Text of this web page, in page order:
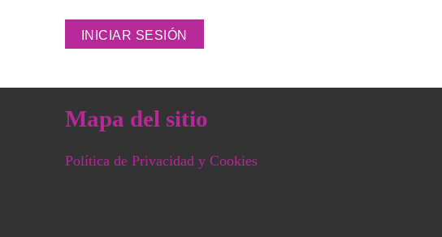
Mapa del sitio
Política de Privacidad y Cookies